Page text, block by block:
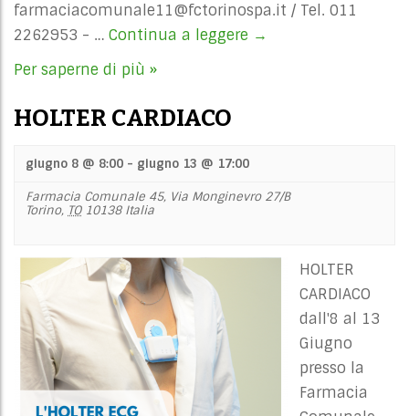
farmaciacomunale11@fctorinospa.it / Tel. 011
2262953 - … Continua a leggere →
Per saperne di più »
HOLTER CARDIACO
giugno 8 @ 8:00 - giugno 13 @ 17:00
Farmacia Comunale 45, Via Monginevro 27/B
Torino, TO 10138 Italia
HOLTER
CARDIACO
dall'8 al 13
Giugno
presso la
Farmacia